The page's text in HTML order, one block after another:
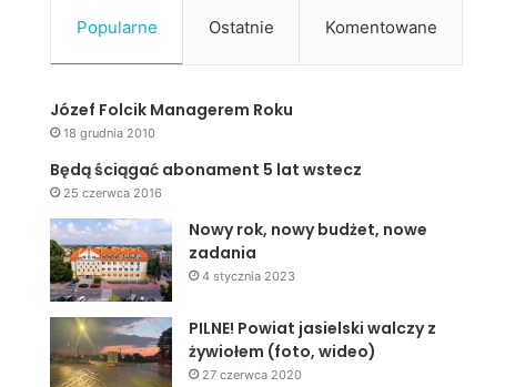
Popularne Ostatnie Komentowane
Józef Folcik Managerem Roku
18 grudnia 2010
Będą ściągać abonament 5 lat wstecz
25 czerwca 2016
Nowy rok, nowy budżet, nowe
zadania
4 stycznia 2023
PILNE! Powiat jasielski walczy z
żywiołem (foto, wideo)
27 czerwca 2020